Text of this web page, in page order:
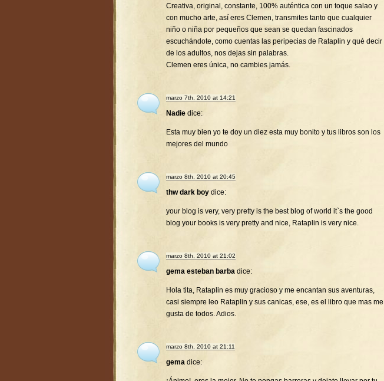
Creativa, original, constante, 100% auténtica con un toque salao y
con mucho arte, así eres Clemen, transmites tanto que cualquier
niño o niña por pequeños que sean se quedan fascinados
escuchándote, como cuentas las peripecias de Rataplin y qué decir
de los adultos, nos dejas sin palabras.
Clemen eres única, no cambies jamás.
marzo 7th, 2010 at 14:21
Nadie dice:
Esta muy bien yo te doy un diez esta muy bonito y tus libros son los
mejores del mundo
marzo 8th, 2010 at 20:45
thw dark boy dice:
your blog is very, very pretty is the best blog of world it`s the good
blog your books is very pretty and nice, Rataplin is very nice.
marzo 8th, 2010 at 21:02
gema esteban barba dice:
Hola tita, Rataplin es muy gracioso y me encantan sus aventuras,
casi siempre leo Rataplin y sus canicas, ese, es el libro que mas me
gusta de todos. Adios.
marzo 8th, 2010 at 21:11
gema dice: